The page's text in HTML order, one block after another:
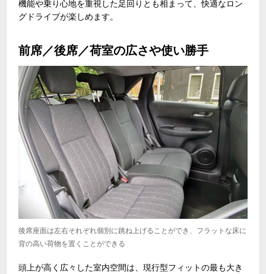
機能や乗り心地を重視した足回りとも相まって、快適なロン
グドライブが楽しめます。
前席／後席／荷室の広さや使い勝手
後席座面は左右それぞれ個別に跳ね上げることができ、フラットな床に
背の高い荷物を置くことができる
頭上が高く広々した室内空間は、現行型フィットの最も大き